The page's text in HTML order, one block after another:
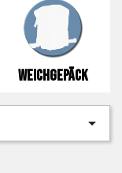
Weichgepäck
